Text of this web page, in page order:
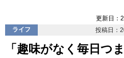
更新日：
ライフ
投稿日：
「趣味がなく毎日つ